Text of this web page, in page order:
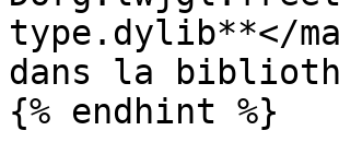
type.dylib**</
dans la